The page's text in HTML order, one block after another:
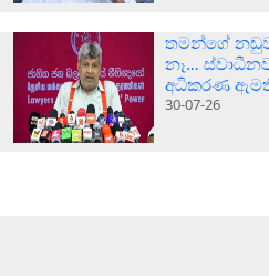
තමන්ගේ
නෑ…
අධිකරණ
30-07-26